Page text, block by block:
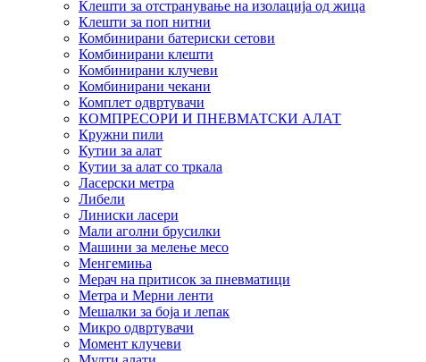
Клешти за отстранување на изолација од жица
Клешти за поп нитни
Комбинирани батериски сетови
Комбинирани клешти
Комбинирани клучеви
Комбинирани чекани
Комплет одвртувачи
КОМПРЕСОРИ И ПНЕВМАТСКИ АЛАТ
Кружни пили
Кутии за алат
Кутии за алат со тркала
Ласерски метра
Либели
Линиски ласери
Мали аголни брусилки
Машини за мелење месо
Менгемиња
Мерач на притисок за пневматици
Метра и Мерни ленти
Мешалки за боја и лепак
Микро одвртувачи
Момент клучеви